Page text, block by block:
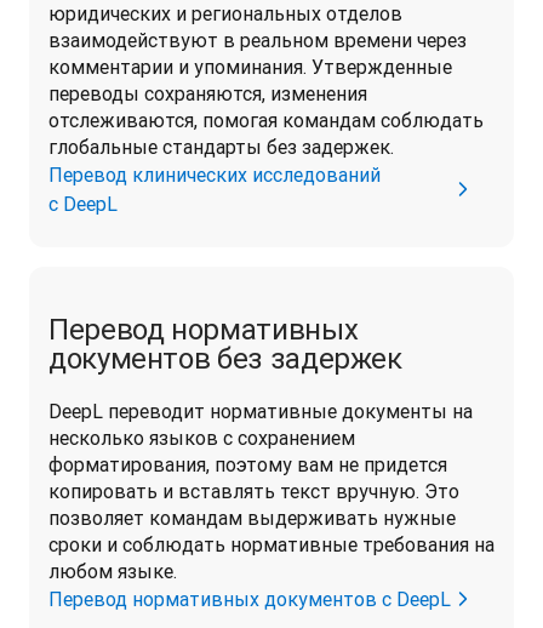
юридических и региональных отделов
взаимодействуют в реальном времени через
комментарии и упоминания. Утвержденные
переводы сохраняются, изменения
отслеживаются, помогая командам соблюдать
глобальные стандарты без задержек.
Перевод клинических исследований
с DeepL
Перевод нормативных
документов без задержек
DeepL переводит нормативные документы на
несколько языков с сохранением
форматирования, поэтому вам не придется
копировать и вставлять текст вручную. Это
позволяет командам выдерживать нужные
сроки и соблюдать нормативные требования на
любом языке.
Перевод нормативных документов с DeepL